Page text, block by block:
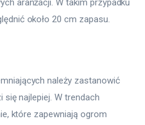
aranżacji. W takim przypadku
około 20 cm zapasu.
należy zastanowić
się najlepiej. W trendach
które zapewniają ogrom